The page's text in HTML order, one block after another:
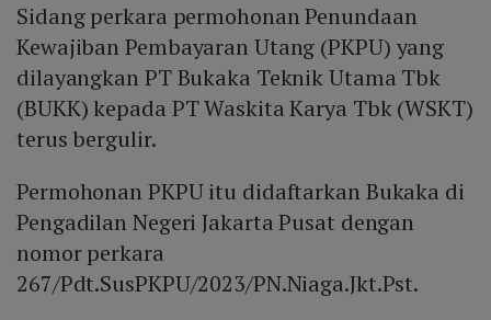
Sidang perkara permohonan Penundaan
Kewajiban Pembayaran Utang (PKPU) yang
dilayangkan PT Bukaka Teknik Utama Tbk
(BUKK) kepada PT Waskita Karya Tbk (WSKT)
terus bergulir.
Permohonan PKPU itu didaftarkan Bukaka di
Pengadilan Negeri Jakarta Pusat dengan
nomor perkara
267/Pdt.SusPKPU/2023/PN.Niaga.Jkt.Pst.